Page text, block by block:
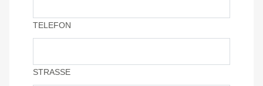
TELEFON
STRASSE